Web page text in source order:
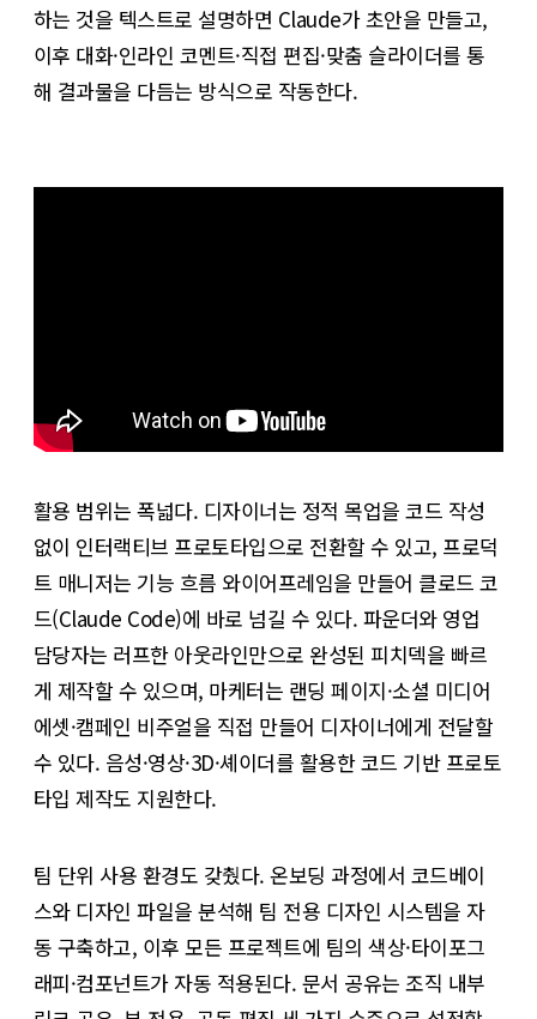
하는 것을 텍스트로 설명하면 Claude가 초안을 만들고,
이후 대화·인라인 코멘트·직접 편집·맞춤 슬라이더를 통
해 결과물을 다듬는 방식으로 작동한다.
활용 범위는 폭넓다. 디자이너는 정적 목업을 코드 작성
없이 인터랙티브 프로토타입으로 전환할 수 있고, 프로덕
트 매니저는 기능 흐름 와이어프레임을 만들어 클로드 코
드(Claude Code)에 바로 넘길 수 있다. 파운더와 영업
담당자는 러프한 아웃라인만으로 완성된 피치덱을 빠르
게 제작할 수 있으며, 마케터는 랜딩 페이지·소셜 미디어
에셋·캠페인 비주얼을 직접 만들어 디자이너에게 전달할
수 있다. 음성·영상·3D·셰이더를 활용한 코드 기반 프로토
타입 제작도 지원한다.
팀 단위 사용 환경도 갖췄다. 온보딩 과정에서 코드베이
스와 디자인 파일을 분석해 팀 전용 디자인 시스템을 자
동 구축하고, 이후 모든 프로젝트에 팀의 색상·타이포그
래피·컴포넌트가 자동 적용된다. 문서 공유는 조직 내부